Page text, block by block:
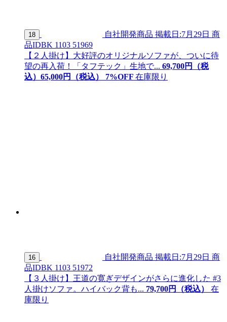
18 自社開発商品 掲載日:7月29日 商
品IDBK 1103 51969
【２人掛け】大好評のオリジナルソファが、ついに待
望の再入荷！「タフテック」生地で... 69,700円（税
込） 65,000円（税込） 7%OFF 在庫限り
16 自社開発商品 掲載日:7月29日 商
品IDBK 1103 51972
【３人掛け】王道の寛ぎデザインがさらに進化した #3
人掛けソファ。ハイバック背も... 79,700円（税込）
在
庫限り